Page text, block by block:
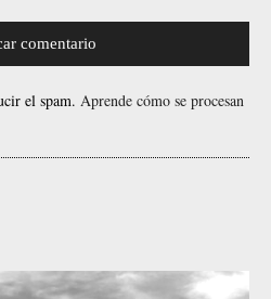
el spam. Aprende cómo se procesan